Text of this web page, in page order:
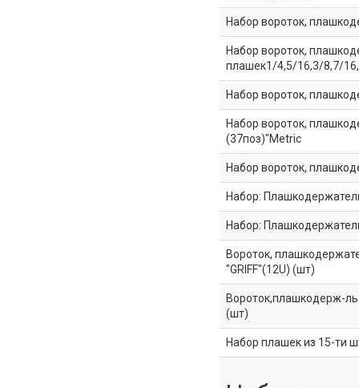
Набор вороток,
Набор вороток,
плашек1/4,5/16,3/8,7/
Набор вороток,
Набор вороток,
(37поз)"Metric
Набор вороток,
Набор:
Набор:
Вороток,
"GRIFF"(12U) (шт)
Вороток,плашкодерж-
(шт)
Набор плашек из 15-ти